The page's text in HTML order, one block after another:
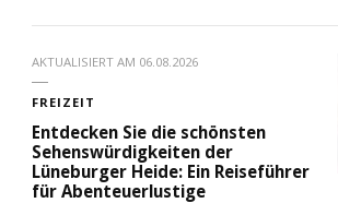
AKTUALISIERT AM 06.08.2026
FREIZEIT
Entdecken Sie die schönsten
Sehenswürdigkeiten der
Lüneburger Heide: Ein Reiseführer
für Abenteuerlustige